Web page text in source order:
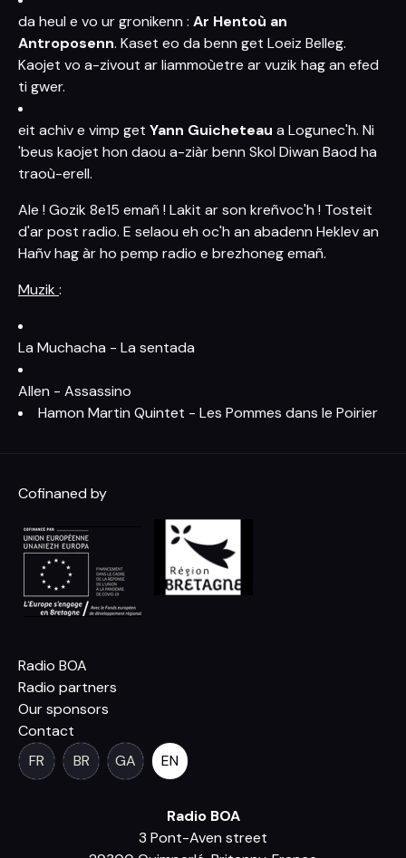
da heul e vo ur gronikenn : Ar Hentoù an
Antroposenn. Kaset eo da benn get Loeiz Belleg.
Kaojet vo a-zivout ar liammoùetre ar vuzik hag an efed
ti gwer.
eit achiv e vimp get Yann Guicheteau a Logunec'h. Ni
'beus kaojet hon daou a-ziàr benn Skol Diwan Baod ha
traoù-erell.
Ale ! Gozik 8e15 emañ ! Lakit ar son kreñvoc'h ! Tosteit
d'ar post radio. E selaou eh oc'h an abadenn Heklev an
Hañv hag àr ho pemp radio e brezhoneg emañ.
Muzik :
La Muchacha - La sentada
Allen - Assassino
Hamon Martin Quintet - Les Pommes dans le Poirier
Cofinaned by
Radio BOA
Radio partners
Our sponsors
Contact
FR
BR GA EN
Radio BOA
3 Pont-Aven street